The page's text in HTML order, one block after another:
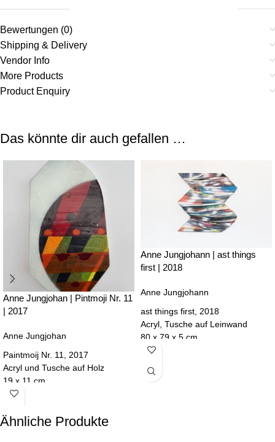
Bewertungen (0)
Shipping & Delivery
Vendor Info
More Products
Product Enquiry
Das könnte dir auch gefallen …
Anne Jungjohan | Pintmoji Nr. 11
| 2017
Anne Jungjohan
Paintmoij Nr. 11, 2017
Acryl und Tusche auf Holz
19 x 11 cm
Teil von Positions 2021
KLEINERVONWIESE
Anne Jungjohann | ast things
first | 2018
Anne Jungjohann
ast things first, 2018
Acryl, Tusche auf Leinwand
80 x 79 x 5 cm
Teil von Endless Summer
KLEINERVONWIESE
Ähnliche Produkte